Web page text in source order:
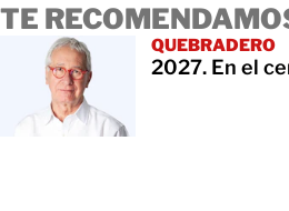
TE
QUEBRADERO
2027. En el